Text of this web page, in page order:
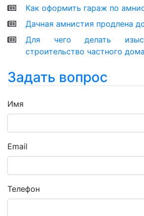
Как оформить гараж по
Дачная амнистия продлена
Для чего делать
строительство частного
Задать вопрос
Имя
Email
Телефон